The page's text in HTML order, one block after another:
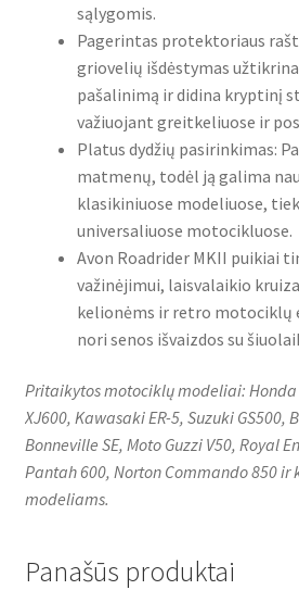
sąlygomis.
Pagerintas protektoriaus
griovelių išdėstymas
pašalinimą ir didina kryptinį
važiuojant greitkeliuose ir
Platus dydžių pasirinkimas:
matmenų, todėl ją galima
klasikiniuose modeliuose,
universaliuose motocikluose.
Avon Roadrider MKII puikiai
važinėjimui, laisvalaikio
kelionėms ir retro motociklų
nori senos išvaizdos su
Pritaikytos motociklų modeliai: Honda
XJ600, Kawasaki ER-5, Suzuki GS500,
Bonneville SE, Moto Guzzi V50, Royal
Pantah 600, Norton Commando 850 ir
modeliams.
Panašūs produktai